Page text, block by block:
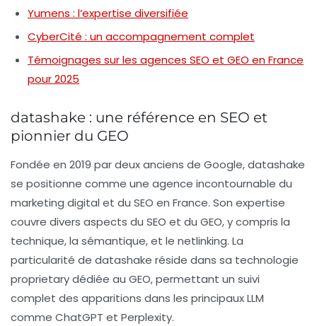
Yumens : l’expertise diversifiée
CyberCité : un accompagnement complet
Témoignages sur les agences SEO et GEO en France
pour 2025
datashake : une référence en SEO et
pionnier du GEO
Fondée en 2019 par deux anciens de Google,datashake
se positionne comme une agence incontournable du
marketing digital et du SEO en France. Son expertise
couvre divers aspects du SEO et du GEO, y compris la
technique, la sémantique, et le netlinking. La
particularité de datashake réside dans sa technologie
proprietary dédiée au GEO, permettant un suivi
complet des apparitions dans les principaux LLM
comme ChatGPT et Perplexity.